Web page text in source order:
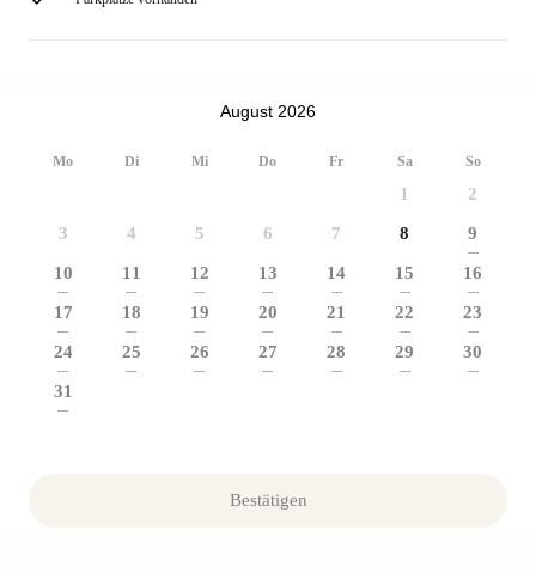
August 2026
Mo Di Mi Do Fr Sa So
1 2
3 4 5 6 7 8 9
---
10
---
11
---
12
---
13
---
14
---
15
---
16
---
17
---
18
---
19
---
20
---
21
---
22
---
23
---
24
---
25
---
26
---
27
---
28
---
29
---
30
---
31
---
Bestätigen